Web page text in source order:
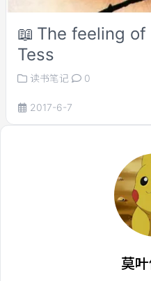
📖 The feeling
Tess
读书笔记 0
2017-6-7
莫